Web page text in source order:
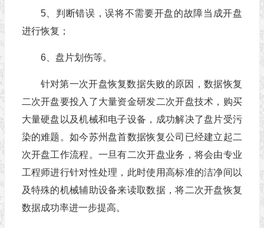
5、判断错误，误将不需要开盘的故障当成开盘
进行恢复；
6、盘片划伤等。
针对第一次开盘恢复数据失败的原因，数据恢复
二次开盘要投入了大量资金研发二次开盘技术，购买
大量硬盘以及机械和电子设备，成功解决了盘片受污
染的难题。如今苏州盘首数据恢复公司已经建立起二
次开盘工作流程。一旦有二次开盘业务，将会由专业
工程师进行针对性处理，此时使用高标准的洁净间以
及特殊的机械辅助设备来读取数据，将二次开盘恢复
数据成功率进一步提高。